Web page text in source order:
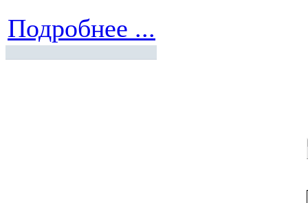
Подробнее ...